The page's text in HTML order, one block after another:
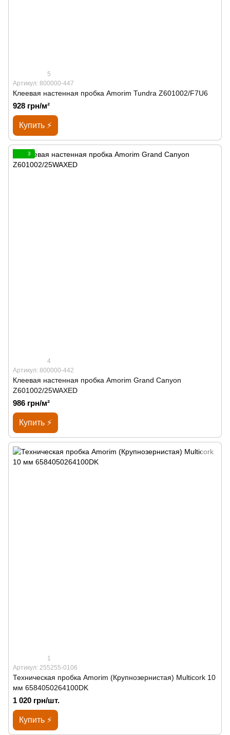
5
Артикул: 800000-447
Клеевая настенная пробка Amorim Tundra Z601002/F7U6
928 грн/м²
Купить ⚡
3
4
Артикул: 800000-442
Клеевая настенная пробка Amorim Grand Canyon
Z601002/25WAXED
986 грн/м²
Купить ⚡
1
Артикул: 255255-0106
Техническая пробка Amorim (Крупнозернистая) Multicork 10
мм 6584050264100DK
1 020 грн/шт.
Купить ⚡